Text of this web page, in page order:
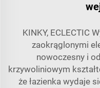
KINKY, ECLECTIC
zaokrąglonymi
nowoczesny i
krzywoliniowym
że łazienka wydaje